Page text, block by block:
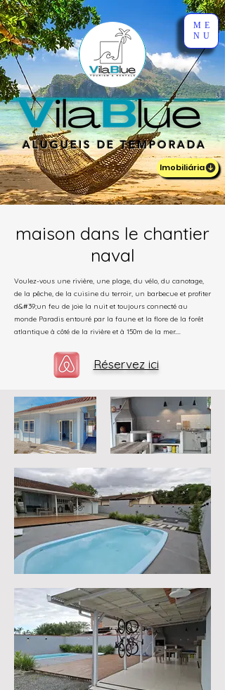
ALUGUEIS DE TEMPORADA
Imobiliária
ME
NU
maison dans le chantier
naval
Voulez-vous une rivière, une plage, du vélo, du canotage,
de la pêche, de la cuisine du terroir, un barbecue et profiter
d&#39;un feu de joie la nuit et toujours connecté au
monde Paradis entouré par la faune et la flore de la forêt
atlantique à côté de la rivière et à 150m de la mer....
Réservez ici